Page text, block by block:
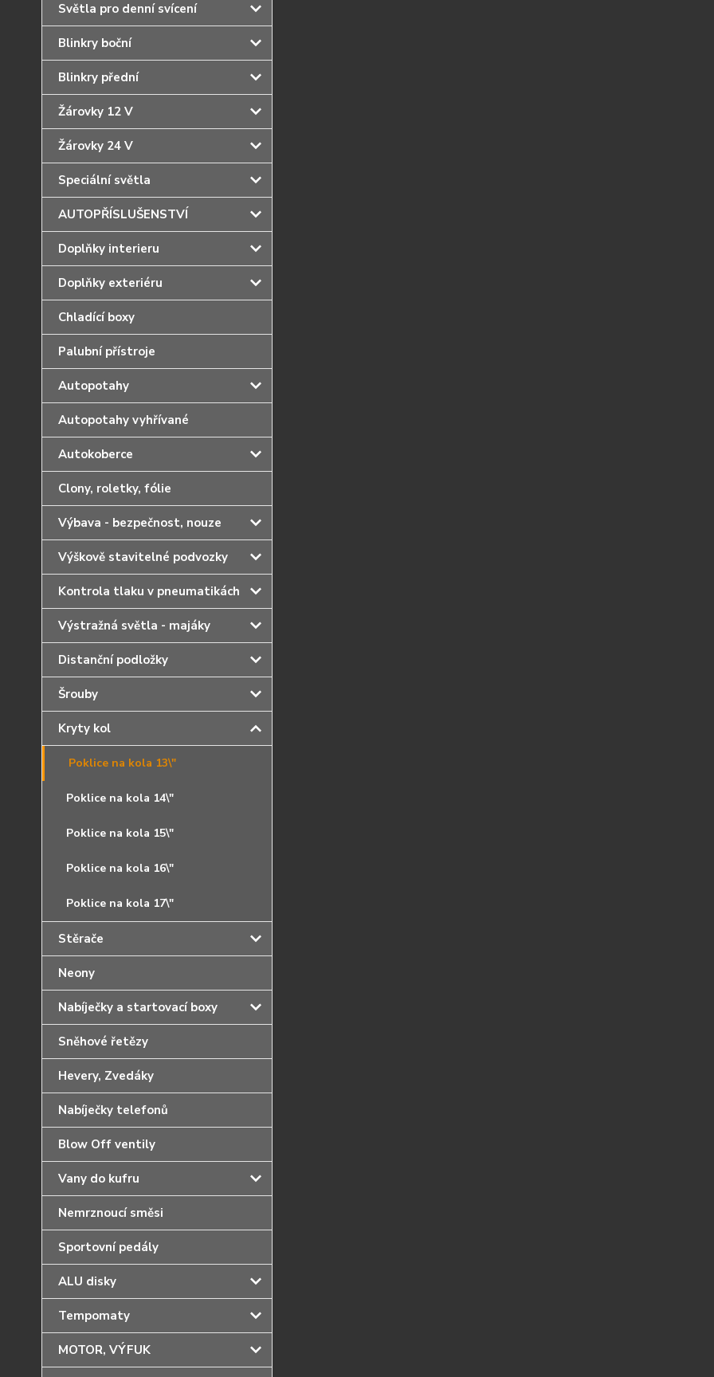
Světla pro denní svícení
Blinkry boční
Blinkry přední
Žárovky 12 V
Žárovky 24 V
Speciální světla
AUTOPŘÍSLUŠENSTVÍ
Doplňky interieru
Doplňky exteriéru
Chladící boxy
Palubní přístroje
Autopotahy
Autopotahy vyhřívané
Autokoberce
Clony, roletky, fólie
Výbava - bezpečnost, nouze
Výškově stavitelné podvozky
Kontrola tlaku v pneumatikách
Výstražná světla - majáky
Distanční podložky
Šrouby
Kryty kol
Poklice na kola 13\"
Poklice na kola 14\"
Poklice na kola 15\"
Poklice na kola 16\"
Poklice na kola 17\"
Stěrače
Neony
Nabíječky a startovací boxy
Sněhové řetězy
Hevery, Zvedáky
Nabíječky telefonů
Blow Off ventily
Vany do kufru
Nemrznoucí směsi
Sportovní pedály
ALU disky
Tempomaty
MOTOR, VÝFUK